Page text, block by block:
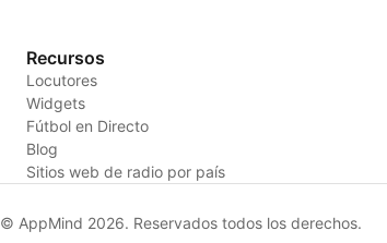
Recursos
Locutores
Widgets
Fútbol en Directo
Blog
Sitios web de radio por país
© AppMind 2026. Reservados todos los derechos.